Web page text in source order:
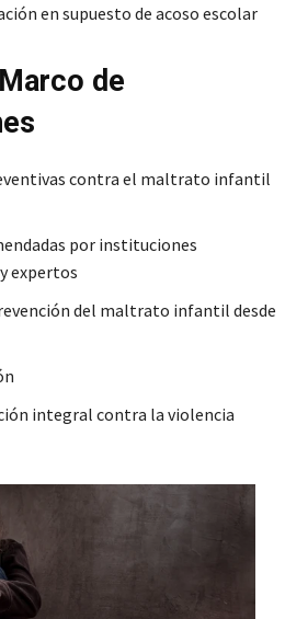
en supuesto de acoso escolar
de
contra el maltrato infantil
por instituciones
expertos
del maltrato infantil desde
integral contra la violencia